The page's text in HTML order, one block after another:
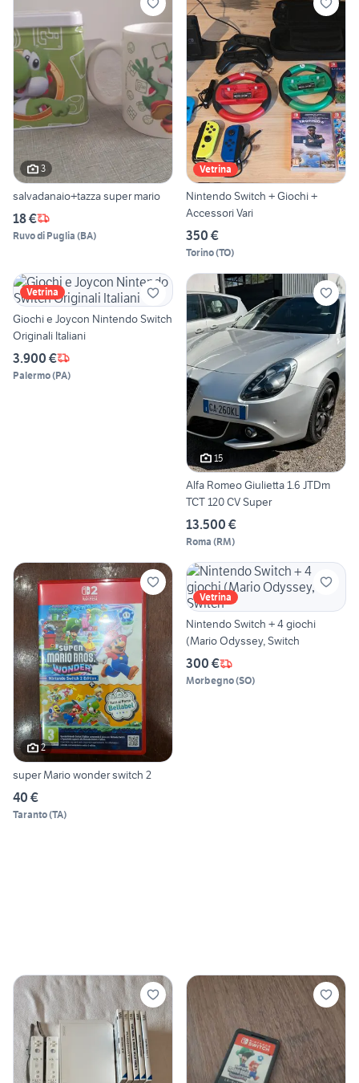
3
salvadanaio+tazza super mario
18 €
Ruvo di Puglia (BA)
Vetrina
Nintendo Switch + Giochi +
Accessori Vari
350 €
Torino(TO)
Vetrina
Giochi e Joycon Nintendo Switch
Originali Italiani
3.900 €
Palermo(PA)
15
Alfa Romeo Giulietta 1.6 JTDm
TCT 120 CV Super
13.500 €
Roma (RM)
2
super Mario wonder switch 2
40 €
Taranto(TA)
Vetrina
Nintendo Switch + 4 giochi
(Mario Odyssey, Switch
300 €
Morbegno(SO)